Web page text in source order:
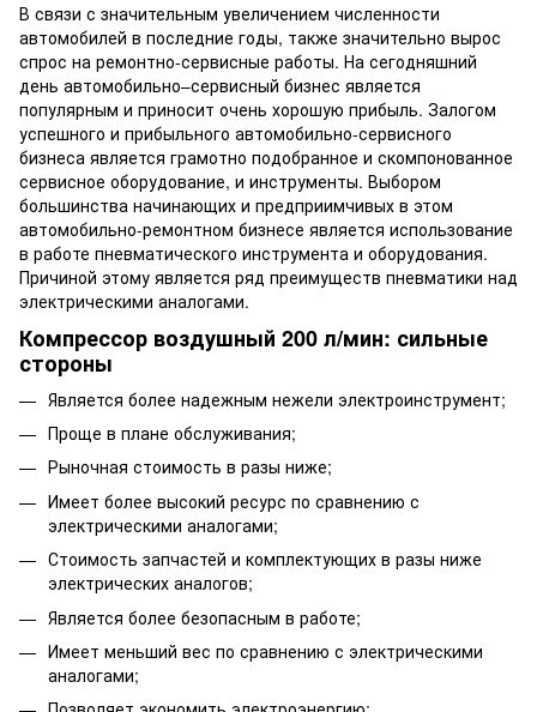
В связи с значительным увеличением численности
автомобилей в последние годы, также значительно вырос
спрос на ремонтно-сервисные работы. На сегодняшний
день автомобильно–сервисный бизнес является
популярным и приносит очень хорошую прибыль. Залогом
успешного и прибыльного автомобильно-сервисного
бизнеса является грамотно подобранное и скомпонованное
сервисное оборудование, и инструменты. Выбором
большинства начинающих и предприимчивых в этом
автомобильно-ремонтном бизнесе является использование
в работе пневматического инструмента и оборудования.
Причиной этому является ряд преимуществ пневматики над
электрическими аналогами.
Компрессор воздушный 200 л/мин: сильные
стороны
Является более надежным нежели электроинструмент;
Проще в плане обслуживания;
Рыночная стоимость в разы ниже;
Имеет более высокий ресурс по сравнению с
электрическими аналогами;
Стоимость запчастей и комплектующих в разы ниже
электрических аналогов;
Является более безопасным в работе;
Имеет меньший вес по сравнению с электрическими
аналогами;